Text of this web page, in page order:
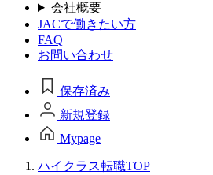
会社概要
JACで働きたい方
FAQ
お問い合わせ
保存済み
新規登録
Mypage
ハイクラス転職TOP